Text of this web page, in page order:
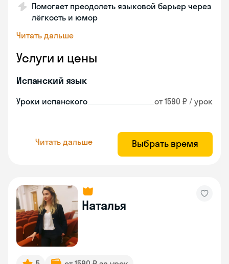
Помогает преодолеть языковой барьер через
лёгкость и юмор
Читать дальше
Услуги и цены
Испанский язык
Уроки испанского от 1590 ₽ / урок
Читать дальше Выбрать время
Наталья